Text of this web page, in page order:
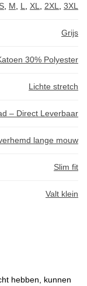
S M L XL 2XL 3XL
Grijs
30% Polyester
Lichte stretch
– Direct Leverbaar
lange mouw
Slim fit
Valt klein
hebben, kunnen